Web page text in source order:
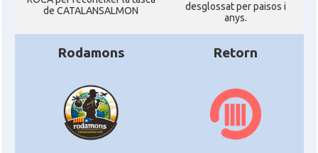
de CATALANSALMON
desglossat per paisos i
anys.
Rodamons Retorn